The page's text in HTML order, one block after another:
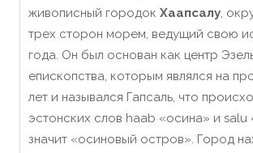
живописный городок Хаапсалу,
трех сторон морем, ведущий свою
года. Он был основан как центр
епископства, которым являлся на
лет и назывался Гапсаль, что
эстонских слов haab «осина» и salu
значит «осиновый остров». Город